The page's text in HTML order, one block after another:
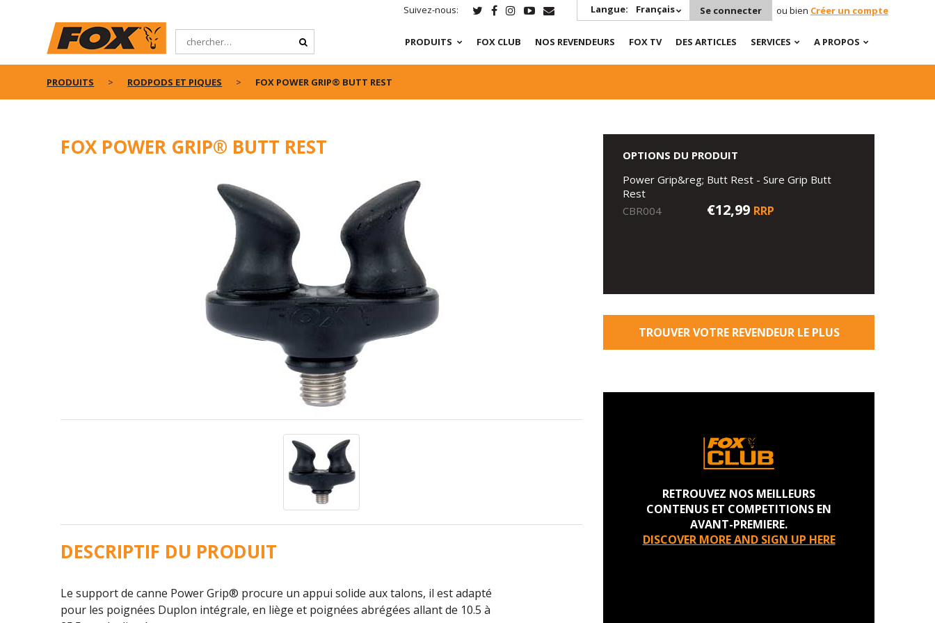
Suivez-nous: Langue: Français Se connecter ou bien Créer un compte
PRODUITS FOX CLUB NOS REVENDEURS FOX TV DES ARTICLES SERVICES A PROPOS
PRODUITS RODPODS ET PIQUES FOX POWER GRIP® BUTT REST
FOX POWER GRIP® BUTT REST
DESCRIPTIF DU PRODUIT
Le support de canne Power Grip® procure un appui solide aux talons, il est adapté
pour les poignées Duplon intégrale, en liège et poignées abrégées allant de 10.5 à
OPTIONS DU PRODUIT
Power Grip&reg; Butt Rest - Sure Grip Butt
Rest
CBR004
€12,99 RRP
TROUVER VOTRE REVENDEUR LE PLUS
RETROUVEZ NOS MEILLEURS
CONTENUS ET COMPETITIONS EN
AVANT-PREMIERE.
DISCOVER MORE AND SIGN UP HERE